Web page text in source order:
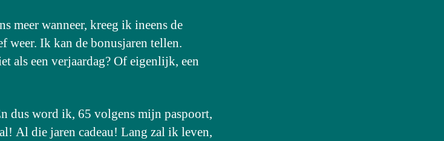
meer wanneer, kreeg ik ineens de
weer. Ik kan de bonusjaren tellen.
als een verjaardag? Of eigenlijk, een
dus word ik, 65 volgens mijn paspoort,
Al die jaren cadeau! Lang zal ik leven,